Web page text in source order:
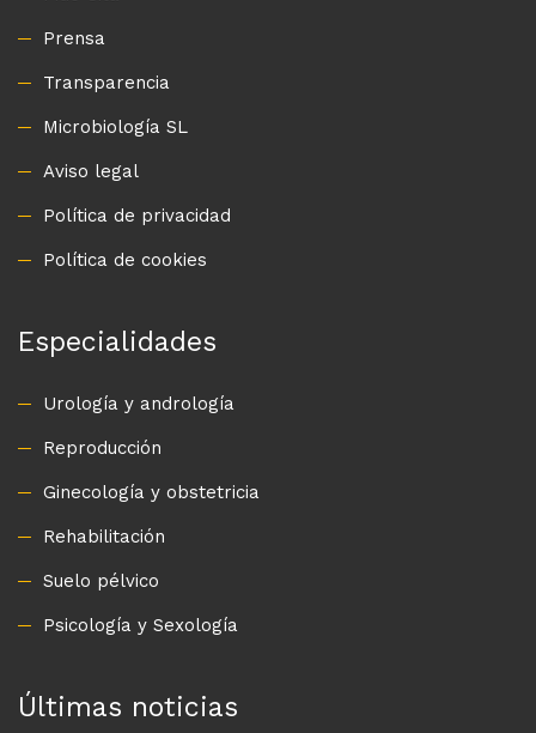
Prensa
Transparencia
Microbiología SL
Aviso legal
Política de privacidad
Política de cookies
Especialidades
Urología y andrología
Reproducción
Ginecología y obstetricia
Rehabilitación
Suelo pélvico
Psicología y Sexología
Últimas noticias